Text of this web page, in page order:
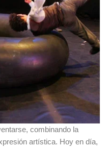
combinando la
artística. Hoy en día,